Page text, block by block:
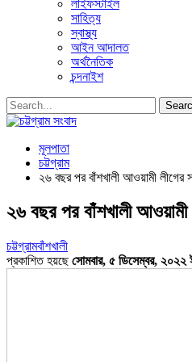
লাইফস্টাইল
সাহিত্য
স্বাস্থ্য
আইন আদালত
অর্থনৈতিক
চন্দনাইশ
মূলপাতা
চট্টগ্রাম
২৬ বছর পর বাঁশখালী আওয়ামী লীগের
২৬ বছর পর বাঁশখালী
চট্টগ্রামবাঁশখালী
প্রকাশিত হয়ছেসোমবার, ৫ ডিসেম্বর, ২০২২